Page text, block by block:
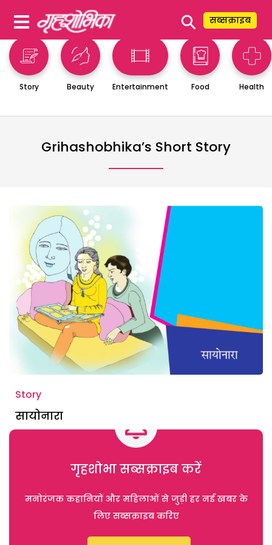
⚲ सब्सक्राइब
Story Beauty Entertainment Food Health
Grihashobhika’s Short Story
Story
सायोनारा
गृहशोभा सब्सक्राइब करें
मनोरंजक कहानियों और महिलाओं से जुड़ी हर नई खबर के
लिए सब्सक्राइब करिए